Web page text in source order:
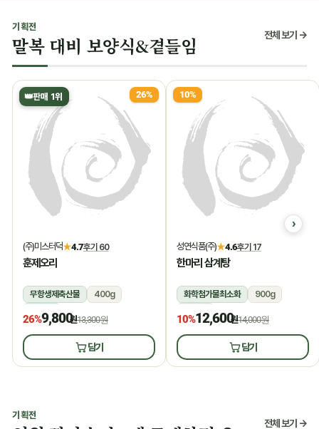
기획전
말복 대비 보양식&곁들임 전체 보기 →
👑판매 1위 26%
(주)미스터덕★4.7후기 60
훈제오리
무항생제축산물
400g
냉동
26%9,800원13,300원
담기
10%
성연식품(주)★4.6후기 17
한마리 삼계탕
화학첨가물최소화
900g
상온
10%12,600원14,000원
담기
기획전
전체 보기 →